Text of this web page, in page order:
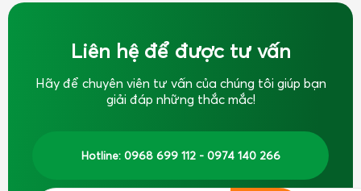
Liên hệ để được tư vấn
Hãy để chuyên viên tư vấn của chúng tôi giúp bạn
giải đáp những thắc mắc!
Hotline: 0968 699 112 - 0974 140 266